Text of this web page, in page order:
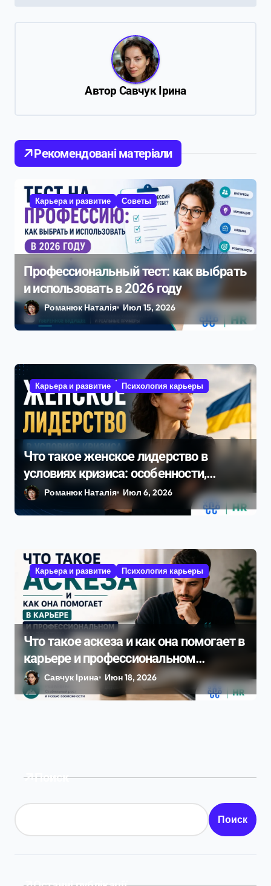
о
з
м
АвторСавчук Ірина
Рекомендовані матеріали
Карьера и развитие Советы
Профессиональный тест: как выбрать
и использовать в 2026 году
Романюк Наталія Июл 15, 2026
Карьера и развитие Психология карьеры
Что такое женское лидерство в
условиях кризиса: особенности,
преимущества и украинский опыт в
2026 году
Романюк Наталія Июл 6, 2026
Карьера и развитие Психология карьеры
Что такое аскеза и как она помогает в
карьере и профессиональном
развитии
Савчук Ірина Июн 18, 2026
Поиск
Поиск